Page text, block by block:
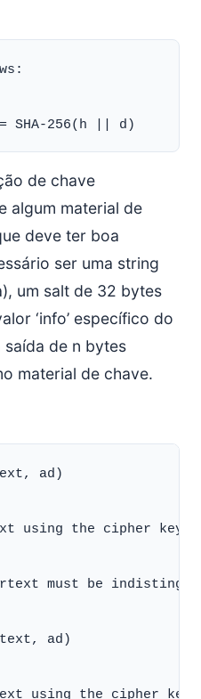
de chave
algum material de
deve ter boa
ser uma string
um salt de 32 bytes
‘info’ específico do
de n bytes
material de chave.
ad)
using the cipher key
must be
ad)